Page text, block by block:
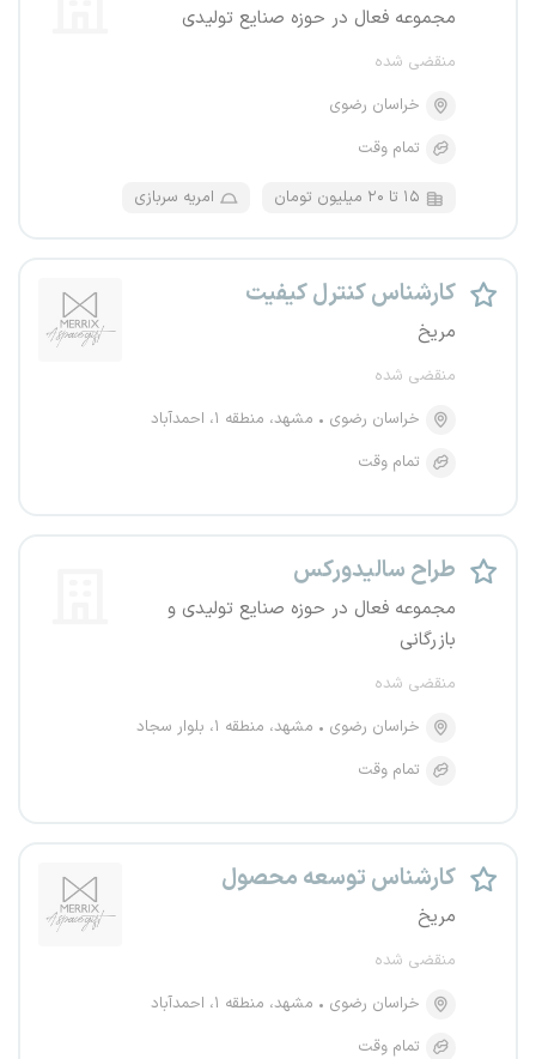
مجموعه فعال در حوزه صنایع تولیدی
منقضی شده
خراسان رضوی
تمام وقت
۱۵ تا ۲۰ میلیون تومان امریه سربازی
کارشناس کنترل کیفیت
مریخ
منقضی شده
خراسان رضوی
مشهد، منطقه ۱، احمدآباد
تمام وقت
طراح سالیدورکس
مجموعه فعال در حوزه صنایع تولیدی و
بازرگانی
منقضی شده
خراسان رضوی
مشهد، منطقه ۱، بلوار سجاد
تمام وقت
کارشناس توسعه محصول
مریخ
منقضی شده
خراسان رضوی
مشهد، منطقه ۱، احمدآباد
تمام وقت